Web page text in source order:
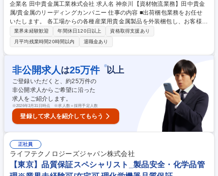
企業名 田中貴金属工業株式会社 求人名 神奈川【資材物流業務】田中貴金
属/貴金属のリーディングカンパニー 仕事の内容 ■出荷梱包業務をお任せ
いたします。 各工場からの各種産業用貴金属製品を外装梱包し、お客様へ
発送します。 募集職種 神奈川【資材物流業務】田中貴金属/貴金属のリー
ディングカンパニー
業界未経験歓迎 年間休日120日以上
資格取得支援あり
月平均残業時間20時間以内
退職金あり
非公開求人 は25万件 ※以上
ご登録いただくと、約25万件の
非公開求人からご希望に沿った
求人をご紹介します。
※2026年3月31日時点 ※求人数＝採用予定人数
登録して求人を紹介してもらう
正社員
ライフテクノロジーズジャパン株式会社
【東京】品質保証スペシャリスト_製品安全・化学品管